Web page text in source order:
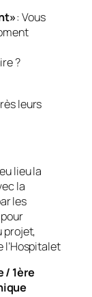
: Vous
?
leurs
lieu la
la
les
projet,
l’Hospitalet
/ 1ère